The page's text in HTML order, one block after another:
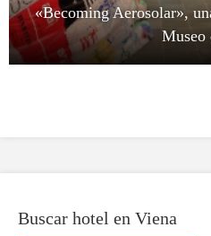
«Becoming Aerosolar»,
Museo
Buscar hotel en Viena